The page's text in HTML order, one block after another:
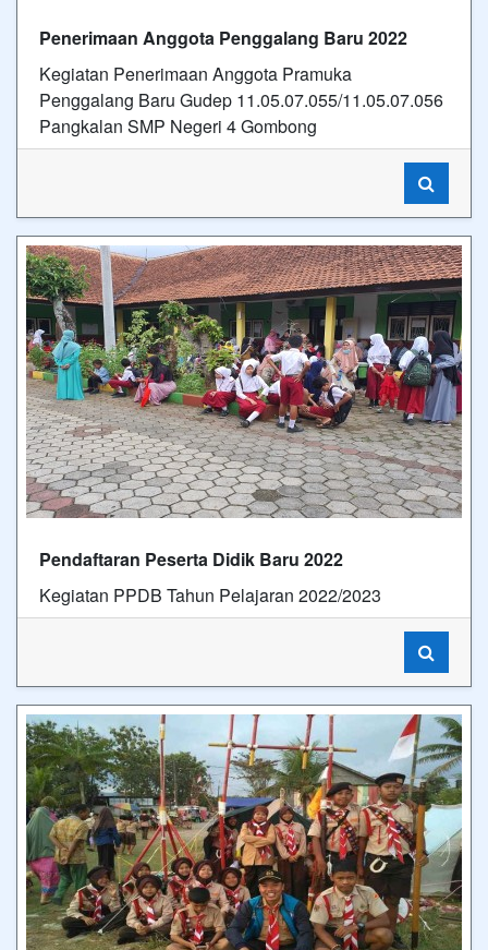
Penerimaan Anggota Penggalang Baru 2022
Kegiatan Penerimaan Anggota Pramuka
Penggalang Baru Gudep 11.05.07.055/11.05.07.056
Pangkalan SMP Negeri 4 Gombong
Pendaftaran Peserta Didik Baru 2022
Kegiatan PPDB Tahun Pelajaran 2022/2023